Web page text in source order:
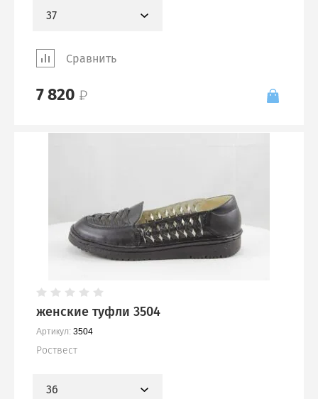
37
Сравнить
7 820
женские туфли 3504
Артикул: 3504
Роствест
36